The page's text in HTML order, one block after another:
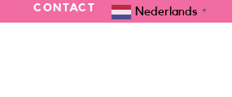
CONTACT Nederlands ▼